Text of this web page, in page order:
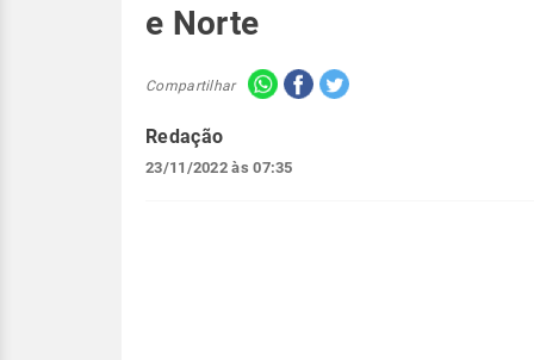
e Norte
Compartilhar
Redação
23/11/2022 às 07:35